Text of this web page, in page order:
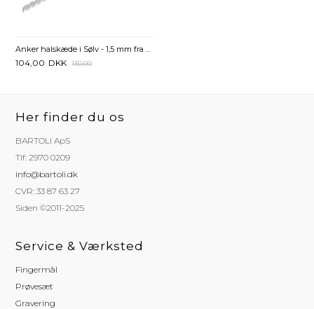
104,00 DKK 130,00
Her finder du os
BARTOLI ApS
Tlf: 2970 0209
info@bartoli.dk
CVR: 33 87 63 27
Siden ©2011-2025
Service & Værksted
Fingermål
Prøvesæt
Gravering